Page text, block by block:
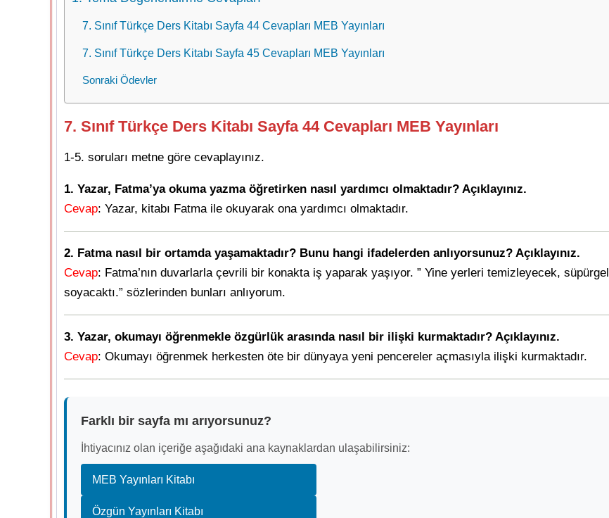
7. Sınıf Türkçe Ders Kitabı Sayfa 44 Cevapları MEB Yayınları
7. Sınıf Türkçe Ders Kitabı Sayfa 45 Cevapları MEB Yayınları
Sonraki Ödevler
7. Sınıf Türkçe Ders Kitabı Sayfa 44 Cevapları MEB Yayınları
1-5. soruları metne göre cevaplayınız.
1. Yazar, Fatma’ya okuma yazma öğretirken nasıl yardımcı olmaktadır? Açıklayınız.
Cevap: Yazar, kitabı Fatma ile okuyarak ona yardımcı olmaktadır.
2. Fatma nasıl bir ortamda yaşamaktadır? Bunu hangi ifadelerden anlıyorsunuz? Açıklayınız.
Cevap: Fatma’nın duvarlarla çevrili bir konakta iş yaparak yaşıyor. ” Yine yerleri temizleyecek,
soyacaktı.” sözlerinden bunları anlıyorum.
3. Yazar, okumayı öğrenmekle özgürlük arasında nasıl bir ilişki kurmaktadır? Açıklayınız.
Cevap: Okumayı öğrenmek herkesten öte bir dünyaya yeni pencereler açmasıyla ilişki kurmaktadır.
Farklı bir sayfa mı arıyorsunuz?
İhtiyacınız olan içeriğe aşağıdaki ana kaynaklardan ulaşabilirsiniz:
MEB Yayınları Kitabı
Özgün Yayınları Kitabı